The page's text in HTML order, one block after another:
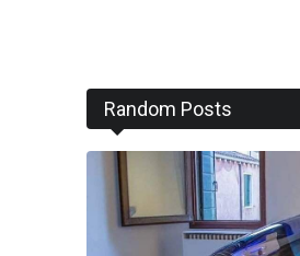
Random Posts